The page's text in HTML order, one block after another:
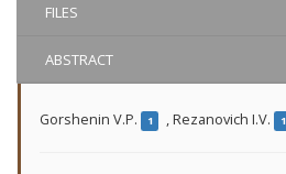
FILES
ABSTRACT
Gorshenin V.P. 1 ,Rezanovich I.V. 1